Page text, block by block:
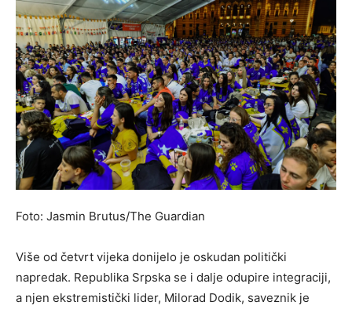
Foto: Jasmin Brutus/The Guardian
Više od četvrt vijeka donijelo je oskudan politički
napredak. Republika Srpska se i dalje odupire integraciji,
a njen ekstremistički lider, Milorad Dodik, saveznik je